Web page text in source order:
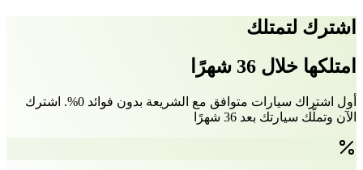
اشترك لتمتلك
امتلكها خلال 36 شهرًا
أول اشتراك سيارات متوافق مع الشريعة بدون فوائد 0%. اشترك
الآن وتملّك سيارتك بعد 36 شهرًا